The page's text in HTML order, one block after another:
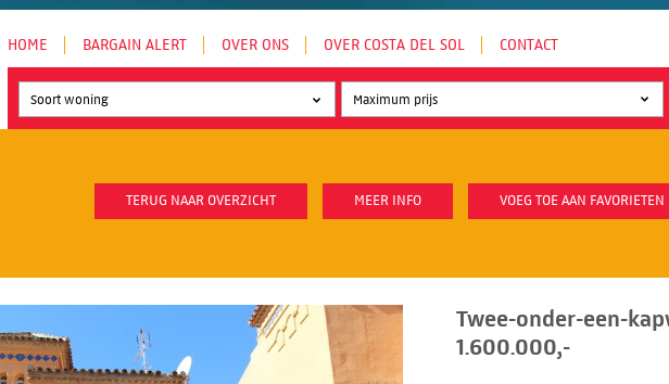
HOME BARGAIN ALERT OVER ONS OVER COSTA DEL SOL CONTACT
Soort woning
TERUG NAAR OVERZICHT MEER INFO VOEG TOE AAN FAVORIETEN
Twee-onder-een-
1.600.000,-